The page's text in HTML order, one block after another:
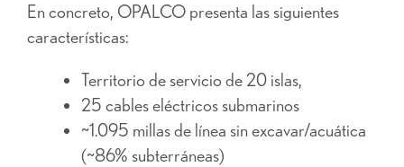
En concreto, OPALCO presenta las siguientes
características:
Territorio de servicio de 20 islas,
25 cables eléctricos submarinos
~1.095 millas de línea sin excavar/acuática
(~86% subterráneas)